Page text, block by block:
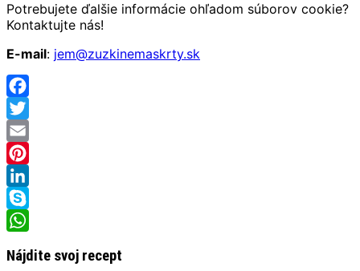
Potrebujete ďalšie informácie ohľadom súborov cookie?
Kontaktujte nás!
E-mail: jem@zuzkinemaskrty.sk
Facebook
Twitter
Email
Pinterest
LinkedIn
Skype
Nájdite svoj recept